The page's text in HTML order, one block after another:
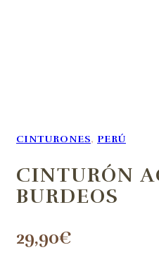
CINTURONES, PERÚ
CINTURÓN
BURDEOS
29,90€